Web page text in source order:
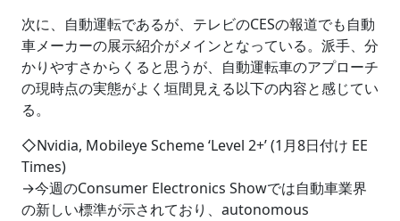
次に、自動運転であるが、テレビのCESの報道でも自動
車メーカーの展示紹介がメインとなっている。派手、分
かりやすさからくると思うが、自動運転車のアプローチ
の現時点の実態がよく垣間見える以下の内容と感じてい
る。
◇Nvidia, Mobileye Scheme ‘Level 2+’ (1月8日付け EE
Times)
→今週のConsumer Electronics Showでは自動車業界
の新しい標準が示されており、autonomous